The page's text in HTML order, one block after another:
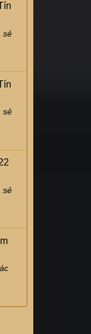
sẻ
sẻ
sẻ